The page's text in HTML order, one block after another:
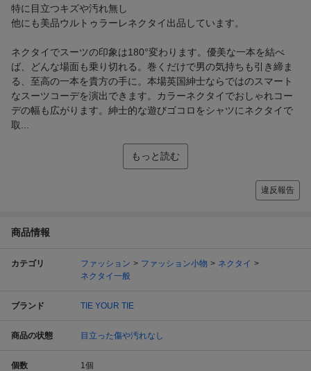
特に目立つキズや汚れ無し
他にも美品ウルトゥラーレネクタイ出品しています。
ネクタイでスーツの印象は180°変わります。優美な一本を結べ
ば、どんな場面も乗り切れる。巻くだけで男の気持ちも引き締ま
る、至高の一本を貴方の手に。本場英国紳士ならではのスマート
なスーツコーデを演出できます。カラーネクタイでおしゃれコー
デの幅も広がります。紳士的な遊びゴコロをシャツにネクタイで
取...
もっと読む
違反報告
商品情報
カテゴリ ファッション ファッション小物
ネクタイ
ネクタイ一般
ブランド TIE YOUR TIE
商品の状態 目立った傷や汚れなし
個数 1個